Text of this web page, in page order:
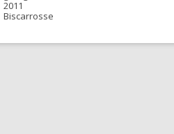
2011
Biscarrosse